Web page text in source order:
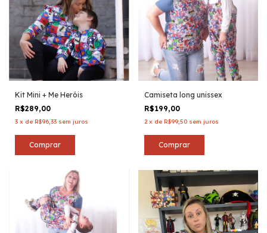
Kit Mini + Me Heróis
R$289,00
3 x de R$96,33 sem juros
Comprar
Camiseta long unissex
R$199,00
2 x de R$99,50 sem juros
Comprar